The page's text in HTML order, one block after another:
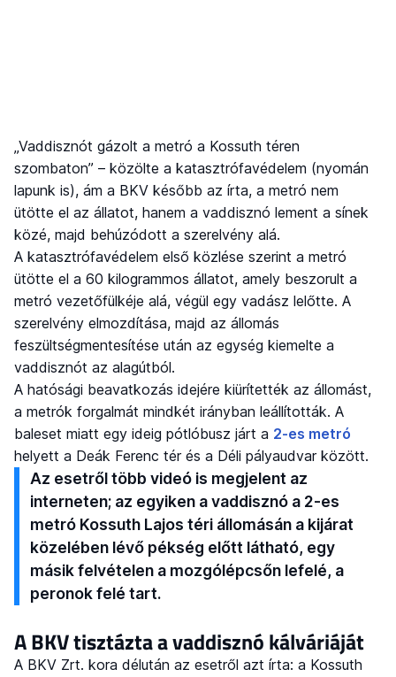
„Vaddisznót gázolt a metró a Kossuth téren
szombaton” – közölte a katasztrófavédelem (nyomán
lapunk is), ám a BKV később az írta, a metró nem
ütötte el az állatot, hanem a vaddisznó lement a sínek
közé, majd behúzódott a szerelvény alá.
A katasztrófavédelem első közlése szerint a metró
ütötte el a 60 kilogrammos állatot, amely beszorult a
metró vezetőfülkéje alá, végül egy vadász lelőtte. A
szerelvény elmozdítása, majd az állomás
feszültségmentesítése után az egység kiemelte a
vaddisznót az alagútból.
A hatósági beavatkozás idejére kiürítették az állomást,
a metrók forgalmát mindkét irányban leállították. A
baleset miatt egy ideig pótlóbusz járt a 2-es metró
helyett a Deák Ferenc tér és a Déli pályaudvar között.
Az esetről több videó is megjelent az
interneten; az egyiken a vaddisznó a 2-es
metró Kossuth Lajos téri állomásán a kijárat
közelében lévő pékség előtt látható, egy
másik felvételen a mozgólépcsőn lefelé, a
peronok felé tart.
A BKV tisztázta a vaddisznó kálváriáját
A BKV Zrt. kora délután az esetről azt írta: a Kossuth